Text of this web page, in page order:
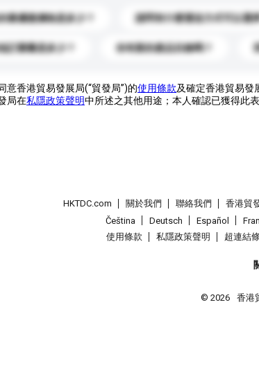
最優惠價格是多少？ 請問有什麼運送方式可以選擇
訂購量是多少？ 你有新的產品目錄嗎？
意香港貿易發展局(“貿發局”)的使用條款及確定香港貿易發
局在私隱政策聲明中所述之其他用途；本人確認已獲得此
HKTDC.com 關於我們 聯絡我們 香港貿
Čeština
Deutsch Español
使用條款
私隱政策聲明 超連結
© 2026 香港